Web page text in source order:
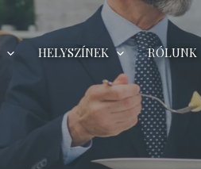
HELYSZÍNEK RÓLUNK